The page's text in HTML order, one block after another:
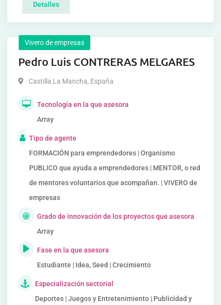
Detalles
Vivero de empresas
Pedro Luis CONTRERAS MELGARES
Castilla La Mancha, España
Tecnología en la que asesora
Array
Tipo de agente
FORMACIÓN para emprendedores | Organismo
PUBLICO que ayuda a emprendedores | MENTOR, o red
de mentores voluntarios que acompañan. | VIVERO de
empresas
Grado de innovación de los proyectos que asesora
Array
Fase en la que asesora
Estudiante | Idea, Seed | Crecimiento
Especialización sectorial
Deportes | Juegos y Entretenimiento | Publicidad y